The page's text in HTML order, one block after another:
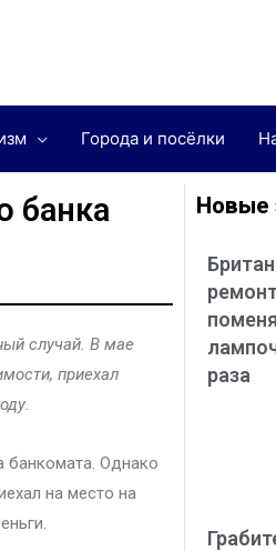
Города и посёлки
банка
случай. В мае
приехал
банкомата. Однако
на место на
Новые
раза